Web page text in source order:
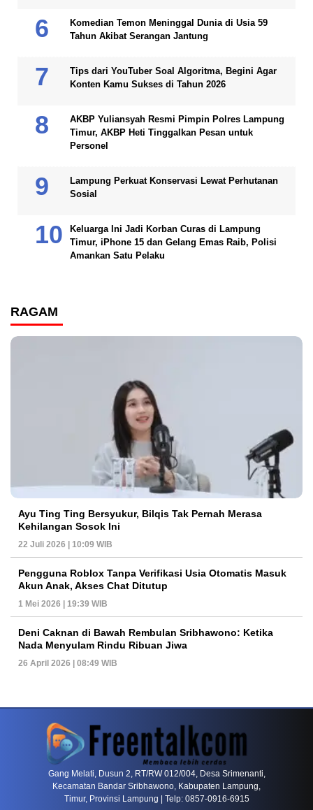
Komedian Temon Meninggal Dunia di Usia 59
Tahun Akibat Serangan Jantung
Tips dari YouTuber Soal Algoritma, Begini Agar
Konten Kamu Sukses di Tahun 2026
AKBP Yuliansyah Resmi Pimpin Polres Lampung
Timur, AKBP Heti Tinggalkan Pesan untuk
Personel
Lampung Perkuat Konservasi Lewat Perhutanan
Sosial
Keluarga Ini Jadi Korban Curas di Lampung
Timur, iPhone 15 dan Gelang Emas Raib, Polisi
Amankan Satu Pelaku
RAGAM
Ayu Ting Ting Bersyukur, Bilqis Tak Pernah Merasa
Kehilangan Sosok Ini
22 Juli 2026 | 10:09 WIB
Pengguna Roblox Tanpa Verifikasi Usia Otomatis Masuk
Akun Anak, Akses Chat Ditutup
1 Mei 2026 | 19:39 WIB
Deni Caknan di Bawah Rembulan Sribhawono: Ketika
Nada Menyulam Rindu Ribuan Jiwa
26 April 2026 | 08:49 WIB
PETIR800 LOGIN Tren Mobile Entertainment Terus Mendorong
Gang Melati, Dusun 2, RT/RW 012/004, Desa Srimenanti,
Kecamatan Bandar Sribhawono, Kabupaten Lampung,
Timur, Provinsi Lampung | Telp: 0857-0916-6915